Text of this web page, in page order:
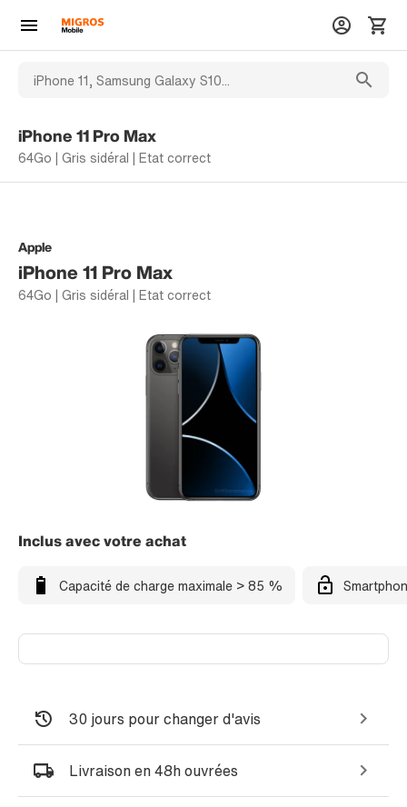
iPhone 11 Pro Max
64Go | Gris sidéral | Etat correct
Apple
iPhone 11 Pro Max
64Go | Gris sidéral | Etat correct
Inclus avec votre achat
Capacité de charge maximale > 85 %
30 jours pour changer d'avis
Livraison en 48h ouvrées